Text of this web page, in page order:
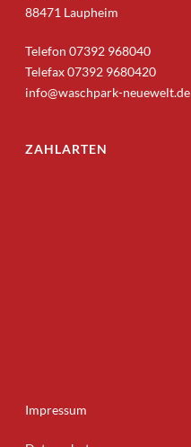
88471 Laupheim
Telefon 07392 968040
Telefax 07392 9680420
info@waschpark-neuewelt.de
ZAHLARTEN
Impressum